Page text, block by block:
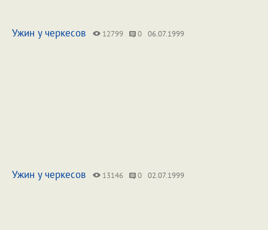
Ужин у черкесов 12799 0 06.07.1999
Ужин у черкесов 13146 0 02.07.1999